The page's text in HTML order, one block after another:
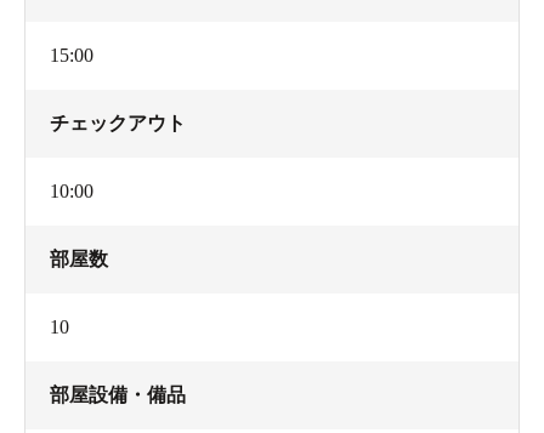
15:00
チェックアウト
10:00
部屋数
10
部屋設備・備品